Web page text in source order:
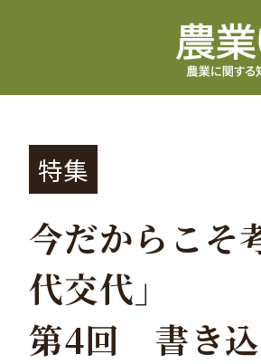
特集
今だからこそ
代交代」
第4回 書き込